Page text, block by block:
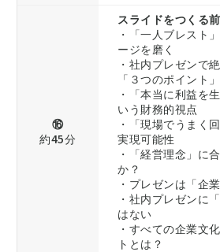
⑯
約45分
スライドをつくる
・「一人ブレスト
ージを磨く
・社内プレゼンで
「３つのポイント」
・「本当に利益を
いう財務的視点
・「現場でうまく
実現可能性
・「経営理念」に
か？
・プレゼンは「企
・社内プレゼンに
はない
・すべての企業文
トとは？